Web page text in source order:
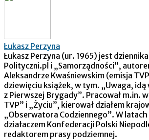
Łukasz Perzyna
Łukasz Perzyna (ur. 1965) jest
Polityczni.pl i „Samorządności”,
Aleksandrze Kwaśniewskim (emisja
dziewięciu książek, w tym. „Uwaga,
z Pierwszej Brygady”. Pracował m.in.
TVP” i „Życiu”, kierował działem
„Obserwatora Codziennego”. W latach
działaczem Konfederacji Polski
redaktorem prasy podziemnej.